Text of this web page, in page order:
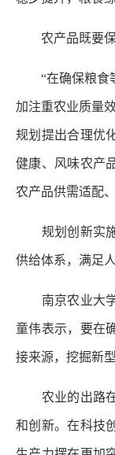
农产品既要保
“在确保粮食等
加注重农业质量
规划提出合理优
健康、风味农产
农产品供需适配
规划创新实施
供给体系，满足
南京农业大学
童伟表示，要在
接来源，挖掘新
农业的出路在
和创新。在科技